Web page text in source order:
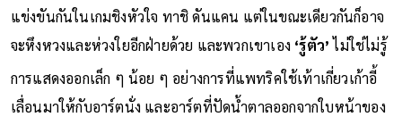
แข่งขันกันในเกมชิงหัวใจ ทาชิ ดันแคน แต่ในขณะเดียวกันก็อาจ
จะหึงหวงและห่วงใยอีกฝ่ายด้วย และพวกเขาเอง ‘รู้ตัว’ไม่ใช่ไม่รู้
การแสดงออกเล็ก ๆ น้อย ๆ อย่างการที่แพทริคใช้เท้าเกี่ยวเก้าอี้
เลื่อนมาให้กับอาร์ตนั่ง และอาร์ตที่ปัดน้ำตาลออกจากใบหน้าของ